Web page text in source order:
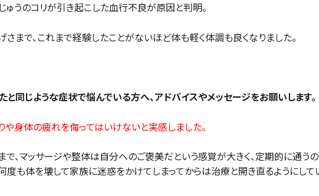
ゅうのコリが引き起こした血行不良が原因と判明。
さまで、これまで経験したことがないほど体も軽く体調も良くなりました。
と同じような症状で悩んでいる方へ、アドバイスやメッセージをお願いします。
や身体の疲れを侮ってはいけないと実感しました。
で、マッサージや整体は自分へのご褒美だという感覚が大きく、定期的に通う
度も体を壊して家族に迷惑をかけてしまってからは治療と開き直るようにして